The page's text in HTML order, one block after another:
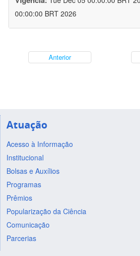
00:00:00 BRT 2026
Anterior
Atuação
Acesso à Informação
Institucional
Bolsas e Auxílios
Programas
Prêmios
Popularização da Ciência
Comunicação
Parcerias